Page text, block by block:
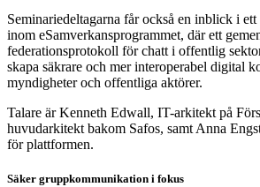
Seminariedeltagarna får också en inblick i
inom eSamverkansprogrammet, där ett
federationsprotokoll för chatt i offentlig
skapa säkrare och mer interoperabel digital
myndigheter och offentliga aktörer.
Talare är Kenneth Edwall, IT-arkitekt på
huvudarkitekt bakom Safos, samt Anna
för plattformen.
Säker gruppkommunikation i fokus